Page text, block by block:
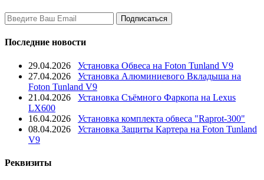
Последние новости
29.04.2026
Установка Обвеса на Foton Tunland V9
27.04.2026
Установка Алюминиевого Вкладыша на
Foton Tunland V9
21.04.2026
Установка Съёмного Фаркопа на Lexus
LX600
16.04.2026
Установка комплекта обвеса "Raprot-300"
08.04.2026
Установка Защиты Картера на Foton Tunland
V9
Реквизиты